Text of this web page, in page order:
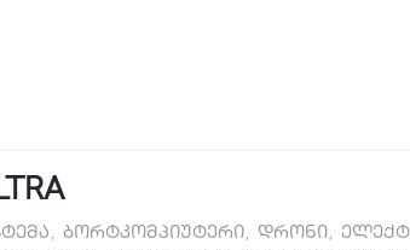
, ბორტკომპიუტერი, დრონი,